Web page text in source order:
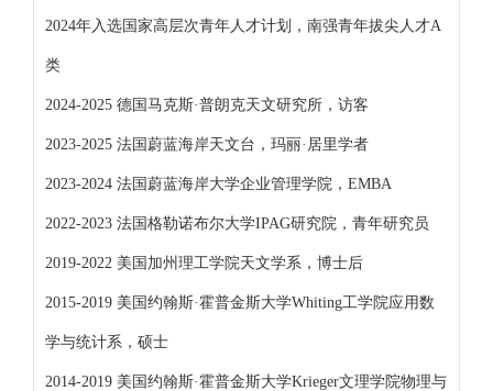
2024年入选国家高层次青年人才计划，南强青年拔尖人才A
类
2024-2025 德国马克斯·普朗克天文研究所，访客
2023-2025 法国蔚蓝海岸天文台，玛丽·居里学者
2023-2024 法国蔚蓝海岸大学企业管理学院，EMBA
2022-2023 法国格勒诺布尔大学IPAG研究院，青年研究员
2019-2022 美国加州理工学院天文学系，博士后
2015-2019 美国约翰斯·霍普金斯大学Whiting工学院应用数
学与统计系，硕士
2014-2019 美国约翰斯·霍普金斯大学Krieger文理学院物理与